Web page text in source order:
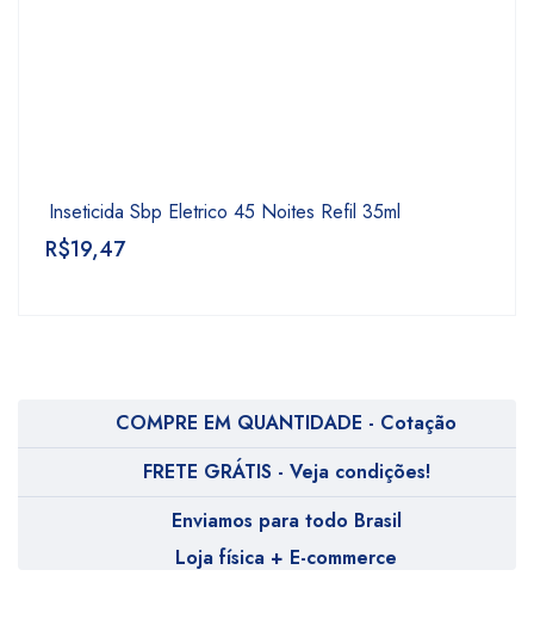
Inseticida Sbp Eletrico 45 Noites Refil 35ml
R$19,47
COMPRE EM QUANTIDADE - Cotação
FRETE GRÁTIS - Veja condições!
Enviamos para todo Brasil
Loja física + E-commerce